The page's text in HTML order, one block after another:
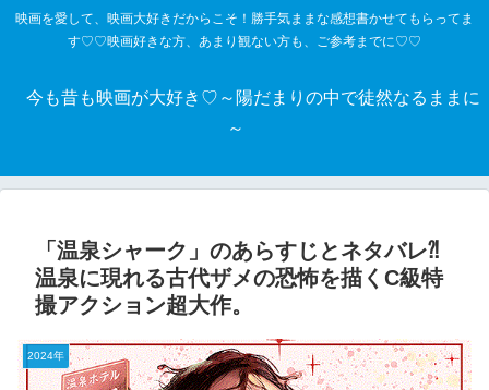
映画を愛して、映画大好きだからこそ！勝手気ままな感想書かせてもらってま
す♡♡映画好きな方、あまり観ない方も、ご参考までに♡♡
今も昔も映画が大好き♡～陽だまりの中で徒然なるままに
～
「温泉シャーク」のあらすじとネタバレ⁈
温泉に現れる古代ザメの恐怖を描くC級特
撮アクション超大作。
2024年